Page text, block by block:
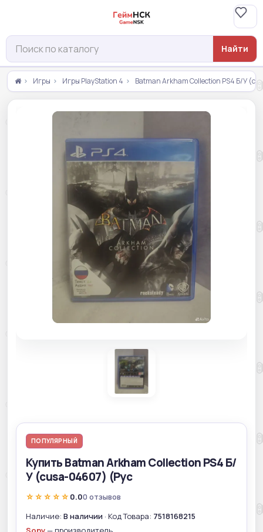
Найти
Игры Игры PlayStation 4 Batman Arkham Collection PS4 Б/У
ПОПУЛЯРНЫЙ
Купить Batman Arkham Collection PS4 Б/
У (cusa-04607) (Рус
☆☆☆☆☆ 0.00 отзывов
Наличие: В наличии · Код Товара: 7518168215